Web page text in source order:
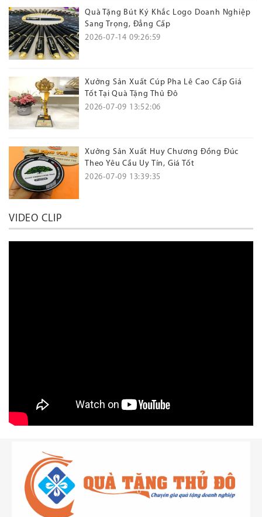
Quà Tặng Bút Ký Khắc Logo Doanh Nghiệp
Sang Trọng, Đẳng Cấp
2026-07-14 09:26:59
Xưởng Sản Xuất Cúp Pha Lê Cao Cấp Giá
Tốt Tại Quà Tặng Thủ Đô
2026-07-09 13:52:06
Xưởng Sản Xuất Huy Chương Đồng Đúc
Theo Yêu Cầu Uy Tín, Giá Tốt
2026-07-09 13:39:35
VIDEO CLIP